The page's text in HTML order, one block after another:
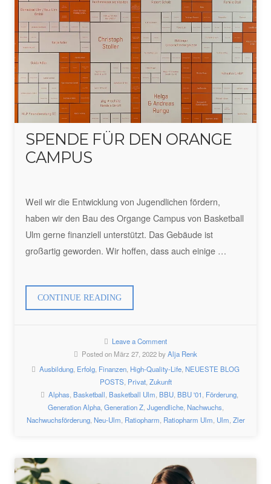
SPENDE FÜR DEN ORANGE
CAMPUS
Weil wir die Entwicklung von Jugendlichen fördern,
haben wir den Bau des Organge Campus von Basketball
Ulm gerne finanziell unterstützt. Das Gebäude ist
großartig geworden. Wir hoffen, dass auch einige …
CONTINUE READING„SPENDE
FÜR
ORANGE
CAMPUS“
Leave a Comment
Posted on März 27, 2022 byAlja Renk
Ausbildung, Erfolg, Finanzen, High-Quality-Life, NEUESTE BLOG
POSTS, Privat, Zukunft
Alphas, Basketball, Basketball Ulm, BBU, BBU '01, Förderung,
Generation Alpha, Generation Z, Jugendliche, Nachwuchs,
Nachwuchsförderung, Neu-Ulm, Ratiopharm, Ratiopharm Ulm, Ulm, Zler